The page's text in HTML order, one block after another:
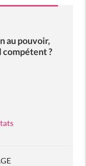
au pouvoir,
compétent ?